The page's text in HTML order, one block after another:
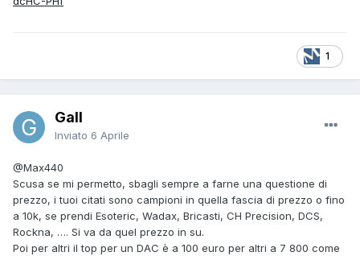
1
Gall
Inviato 6 Aprile
@Max440
Scusa se mi permetto, sbagli sempre a farne una questione di
prezzo, i tuoi citati sono campioni in quella fascia di prezzo o fino
a 10k, se prendi Esoteric, Wadax, Bricasti, CH Precision, DCS,
Rockna, …. Si va da quel prezzo in su.
Poi per altri il top per un DAC è a 100 euro per altri a 7 800 come